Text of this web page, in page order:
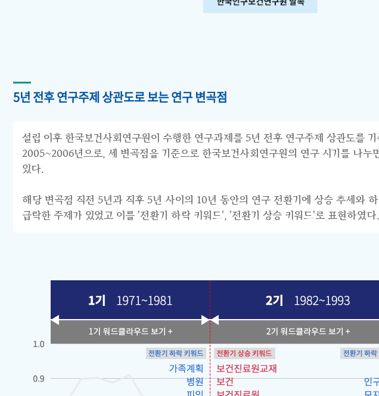
5년 전후 연구주제 상관도로 보는 연구 변곡점
설립 이후 한국보건사회연구원이 수행한 연구과제를 5년 전후 연구주제 상관도를
2005~2006년으로, 세 변곡점을 기준으로 한국보건사회연구원의 연구 시기를 나
있다.
해당 변곡점 직전 5년과 직후 5년 사이의 10년 동안의 연구 전환기에 상승 추세와
급락한 주제가 있었고 이를 '전환기 하락 키워드', '전환기 상승 키워드'로 표현하였